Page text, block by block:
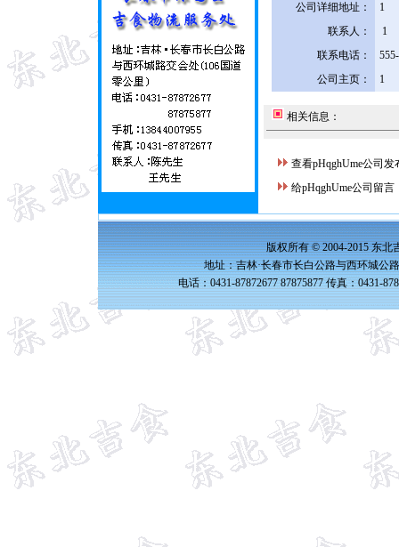
公司详细地址：
1
联系人：
1
联系电话：
公司主页：
1
相关信息：
查看pHqghUme公司发
给pHqghUme公司留言
版权所有 © 2004-2015 东北
地址：吉林·长春市长白公路与西环城公
电话：0431-87872677 87875877 传真：0431-